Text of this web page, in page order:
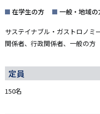
在学生の方 一般・地域の
サステイナブル・ガストロノミ
関係者、行政関係者、一般の方
定員
150名